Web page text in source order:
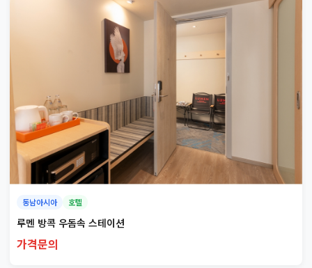
동남아시아 호텔
루멘 방콕 우돔속 스테이션
가격문의